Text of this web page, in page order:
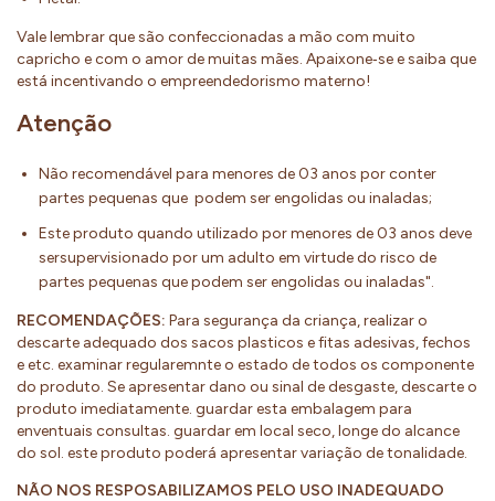
Vale lembrar que são confeccionadas a mão com muito
capricho e com o amor de muitas mães. Apaixone‐se e saiba que
está incentivando o empreendedorismo materno!
Atenção
Não recomendável para menores de 03 anos por conter
partes pequenas que podem ser engolidas ou inaladas;
Este produto quando utilizado por menores de 03 anos deve
sersupervisionado por um adulto em virtude do risco de
partes pequenas que podem ser engolidas ou inaladas".
RECOMENDAÇÕES: Para segurança da criança, realizar o
descarte adequado dos sacos plasticos e fitas adesivas, fechos
e etc. examinar regularemnte o estado de todos os componente
do produto. Se apresentar dano ou sinal de desgaste, descarte o
produto imediatamente. guardar esta embalagem para
enventuais consultas. guardar em local seco, longe do alcance
do sol. este produto poderá apresentar variação de tonalidade.
NÃO NOS RESPOSABILIZAMOS PELO USO INADEQUADO